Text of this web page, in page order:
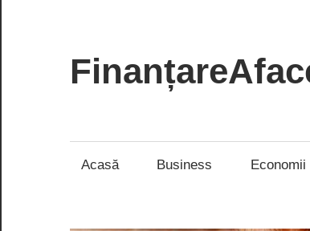
content
Acasă Business Economii